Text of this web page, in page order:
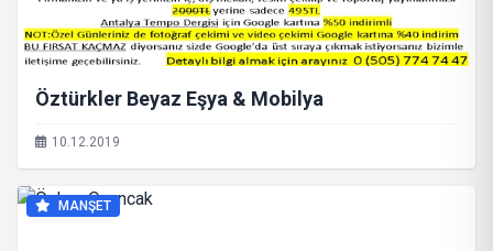
Öztürkler Beyaz Eşya & Mobilya
10.12.2019
MANŞET